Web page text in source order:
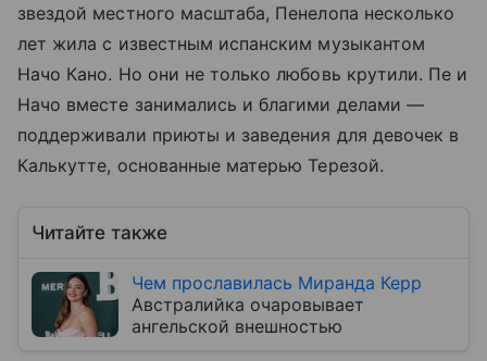
звездой местного масштаба, Пенелопа несколько
лет жила с известным испанским музыкантом
Начо Кано. Но они не только любовь крутили. Пе и
Начо вместе занимались и благими делами —
поддерживали приюты и заведения для девочек в
Калькутте, основанные матерью Терезой.
Читайте также
Чем прославилась Миранда Керр
Австралийка очаровывает
ангельской внешностью